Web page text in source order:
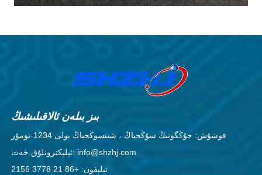
بىز بىلەن ئالاقىلىشىڭ
قوشۇش: جۇڭگونىڭ سۇڭجياڭ ، شىنسوڭجياڭ يولى 1234-نومۇر
ئېلېكترونلۇق خەت: info@shzhj.com
تېلېفون: +86 21 3778 2156